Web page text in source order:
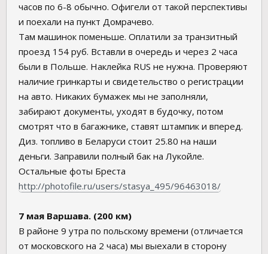
часов по 6-8 обычно. Офигели от такой перспективы
и поехали на пункт Домрачево.
Там машинок поменьше. Оплатили за транзитный
проезд 154 руб. Вставли в очередь и через 2 часа
были в Польше. Наклейка RUS не нужна. Проверяют
наличие гринкарты и свидетельство о регистрации
на авто. Никаких бумажек мы не заполняли,
забирают документы, уходят в будочку, потом
смотрят что в багажнике, ставят штампик и вперед.
Диз. топливо в Беларуси стоит 25.80 на наши
деньги. Заправили полный бак на Лукойле.
Остальные фоты Бреста
http://photofile.ru/users/stasya_495/96463018/
7 мая Варшава. (200 км)
В районе 9 утра по польскому времени (отличается
от московского на 2 часа) мы выехали в сторону